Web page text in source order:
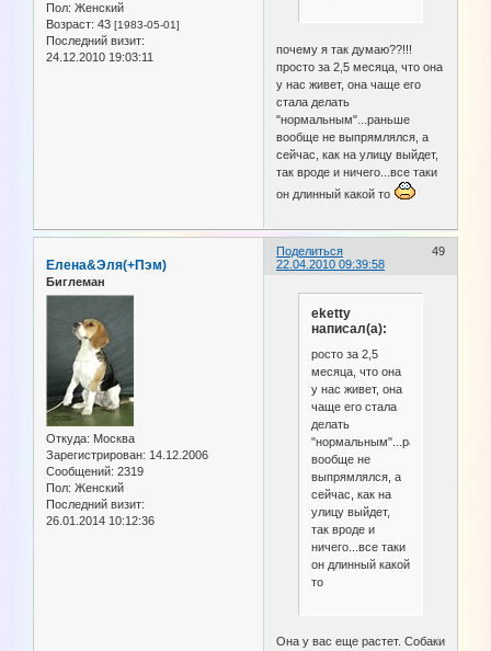
Пол: Женский
Возраст: 43 [1983-05-01]
Последний визит:
24.12.2010 19:03:11
почему я так думаю??!!!
просто за 2,5 месяца, что она
у нас живет, она чаще его
стала делать
"нормальным"...раньше
вообще не выпрямлялся, а
сейчас, как на улицу выйдет,
так вроде и ничего...все таки
он длинный какой то
Поделиться
49
22.04.2010 09:39:58
Елена&Эля(+Пэм)
Биглеман
Откуда: Москва
Зарегистрирован: 14.12.2006
Сообщений: 2319
Пол: Женский
Последний визит:
26.01.2014 10:12:36
eketty
написал(а):
росто за 2,5
месяца, что она
у нас живет, она
чаще его стала
делать
"нормальным"...раньше
вообще не
выпрямлялся, а
сейчас, как на
улицу выйдет,
так вроде и
ничего...все таки
он длинный какой
то
Она у вас еще растет. Собаки